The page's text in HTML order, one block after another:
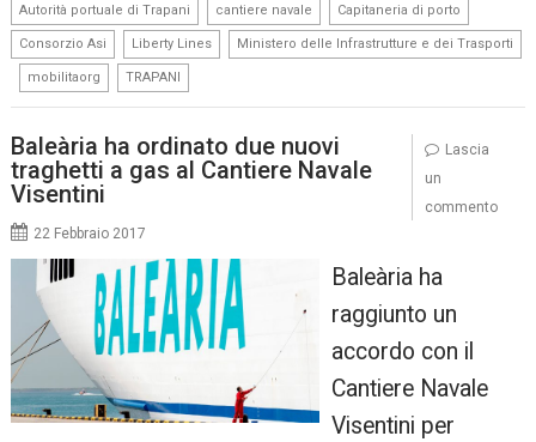
Autorità portuale di Trapani cantiere navale Capitaneria di porto
Consorzio Asi Liberty Lines Ministero delle Infrastrutture e dei Trasporti
mobilitaorg TRAPANI
Baleària ha ordinato due nuovi
traghetti a gas al Cantiere Navale
Visentini
22 Febbraio 2017
Baleària ha
raggiunto un
accordo con il
Cantiere Navale
Visentini per
Lascia
un
commento